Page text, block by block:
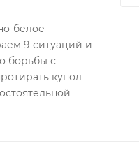
белое
9 ситуаций и
борьбы с
купол